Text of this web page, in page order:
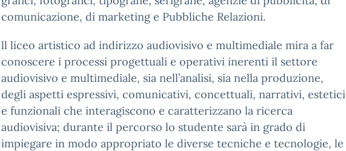
comunicazione, di marketing e Pubbliche Relazioni.
ll liceo artistico ad indirizzo audiovisivo e multimediale mira a far
conoscere i processi progettuali e operativi inerenti il settore
audiovisivo e multimediale, sia nell’analisi, sia nella produzione,
degli aspetti espressivi, comunicativi, concettuali, narrativi, estetici
e funzionali che interagiscono e caratterizzano la ricerca
audiovisiva; durante il percorso lo studente sarà in grado di
impiegare in modo appropriato le diverse tecniche e tecnologie, le